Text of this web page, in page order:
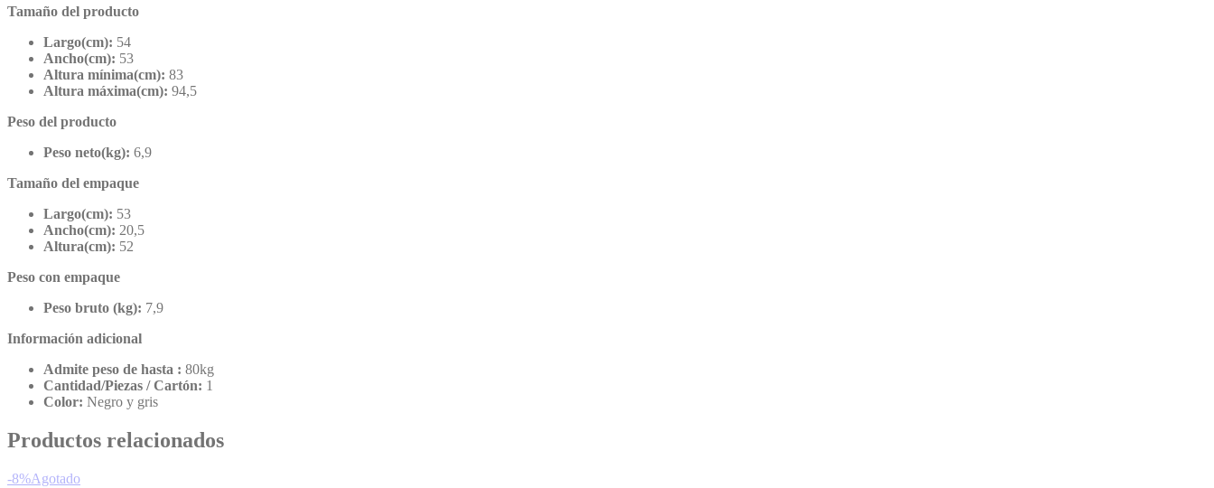
Tamaño del producto
Largo(cm): 54
Ancho(cm): 53
Altura mínima(cm): 83
Altura máxima(cm): 94,5
Peso del producto
Peso neto(kg): 6,9
Tamaño del empaque
Largo(cm): 53
Ancho(cm): 20,5
Altura(cm): 52
Peso con empaque
Peso bruto (kg): 7,9
Información adicional
Admite peso de hasta : 80kg
Cantidad/Piezas / Cartón: 1
Color: Negro y gris
Productos relacionados
-8%Agotado